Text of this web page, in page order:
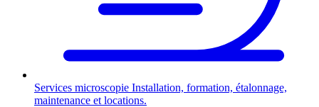
Services microscopie Installation, formation, étalonnage,
maintenance et locations.